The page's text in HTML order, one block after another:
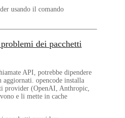
usando il comando
dei pacchetti
API, potrebbe dipendere
aggiornati. opencode installa
provider (OpenAI, Anthropic,
e li mette in cache